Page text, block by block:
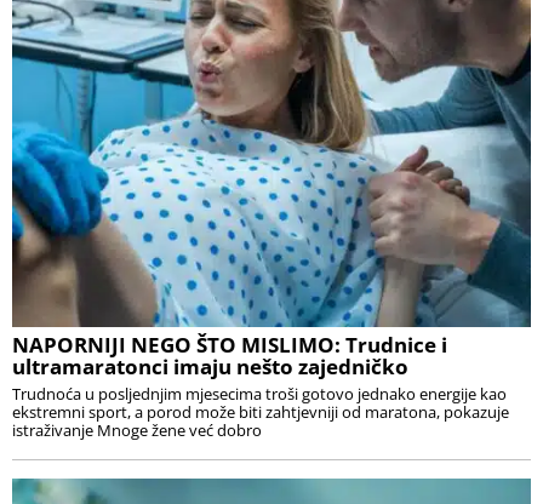
NAPORNIJI NEGO ŠTO MISLIMO: Trudnice i
ultramaratonci imaju nešto zajedničko
Trudnoća u posljednjim mjesecima troši gotovo jednako energije kao
ekstremni sport, a porod može biti zahtjevniji od maratona, pokazuje
istraživanje Mnoge žene već dobro